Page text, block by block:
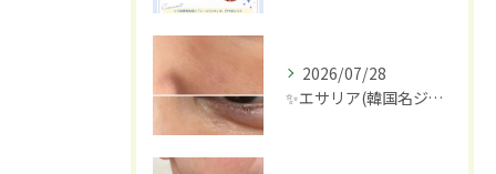
2026/07/28
✨エサリア(韓国名ジュブアセル)導入します✨